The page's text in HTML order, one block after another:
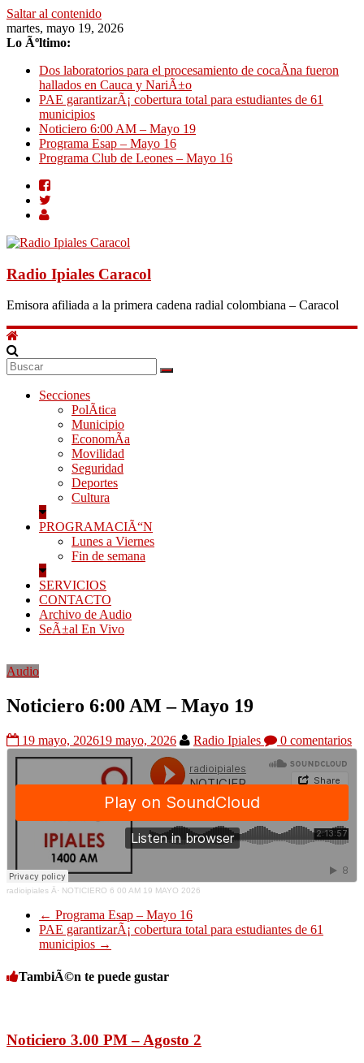
Saltar al contenido
martes, mayo 19, 2026
Lo Ãºltimo:
Dos laboratorios para el procesamiento de cocaÃ­na fueron
hallados en Cauca y NariÃ±o
PAE garantizarÃ¡ cobertura total para estudiantes de 61
municipios
Noticiero 6:00 AM – Mayo 19
Programa Esap – Mayo 16
Programa Club de Leones – Mayo 16
Radio Ipiales Caracol
Emisora afiliada a la primera cadena radial colombiana – Caracol
Secciones
PolÃ­tica
Municipio
EconomÃ­a
Movilidad
Seguridad
Deportes
Cultura
PROGRAMACIÃ“N
Lunes a Viernes
Fin de semana
SERVICIOS
CONTACTO
Archivo de Audio
SeÃ±al En Vivo
Audio
Noticiero 6:00 AM – Mayo 19
19 mayo, 202619 mayo, 2026 Radio Ipiales 0 comentarios
radioipiales Â· NOTICIERO 6 00 AM 19 MAYO 2026
← Programa Esap – Mayo 16
PAE garantizarÃ¡ cobertura total para estudiantes de 61
municipios →
TambiÃ©n te puede gustar
Noticiero 3.00 PM – Agosto 2